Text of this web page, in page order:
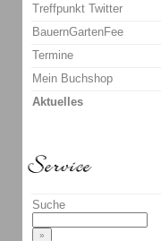
Treffpunkt Twitter
BauernGartenFee
Termine
Mein Buchshop
Aktuelles
Suche